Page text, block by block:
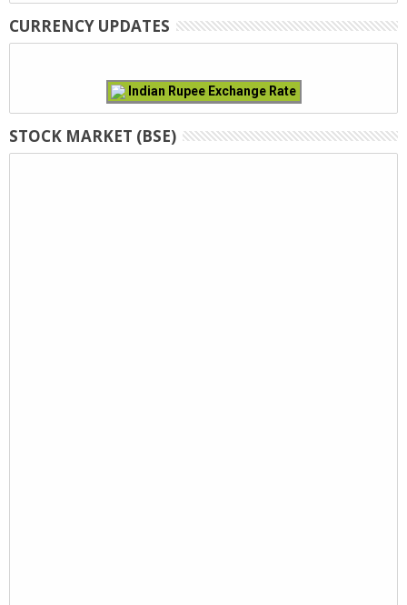
CURRENCY UPDATES
Indian Rupee Exchange Rate
STOCK MARKET (BSE)